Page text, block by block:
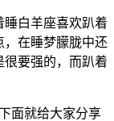
睡白羊座喜欢趴着
，在睡梦朦胧中还
要强的，而趴着
面就给大家分享